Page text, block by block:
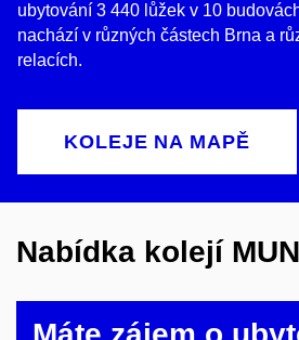
ubytování 3 440 lůžek v 10
nachází v různých částech Brna a
relacích.
KOLEJE NA MAPĚ
Nabídka kolejí